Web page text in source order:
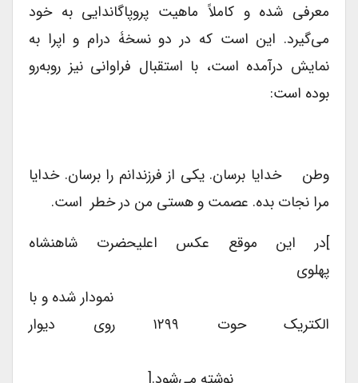
معرفی شده و کاملاً ماهیت پروپاگاندایی به خود
می‌گیرد. این است که در دو نسخۀ درام و اپرا به
نمایش درآمده است، با استقبال فراوانی نیز روبه‌رو
بوده است:
وطن خدایا برسان. یکی از فرزندانم را برسان. خدایا
مرا نجات بده. عصمت و هستی من در خطر است.
]در این موقع عکس اعلیحضرت شاهنشاه
پهلوی
نمودار شده و با
الکتریک حوت ۱۲۹۹ روی دیوار